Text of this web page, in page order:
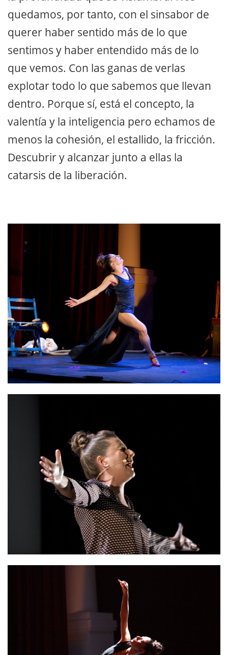
quedamos, por tanto, con el sinsabor de
querer haber sentido más de lo que
sentimos y haber entendido más de lo
que vemos. Con las ganas de verlas
explotar todo lo que sabemos que llevan
dentro. Porque sí, está el concepto, la
valentía y la inteligencia pero echamos de
menos la cohesión, el estallido, la fricción.
Descubrir y alcanzar junto a ellas la
catarsis de la liberación.